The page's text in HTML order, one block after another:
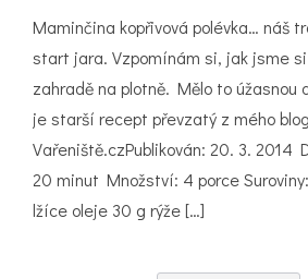
Maminčina kopřivová polévka… náš
start jara. Vzpomínám si, jak jsme
zahradě na plotně. Mělo to úžasnou
je starší recept převzatý z mého
Vařeniště.czPublikován: 20. 3. 2014
20 minut Množství: 4 porce
lžíce oleje 30 g rýže […]